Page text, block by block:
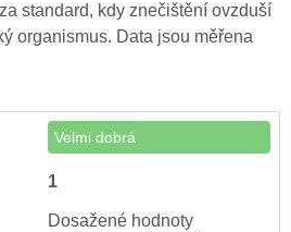
standard, kdy znečištění ovzduší
organismus. Data jsou měřena
Velmi dobrá
1
Dosažené hodnoty